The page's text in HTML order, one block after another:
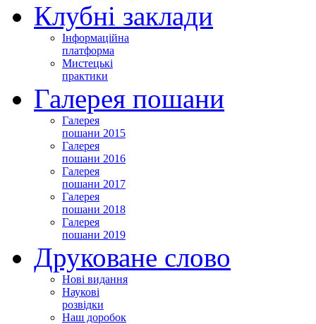
Клубні заклади
Інформаційна
платформа
Мистецькі
практики
Галерея пошани
Галерея
пошани 2015
Галерея
пошани 2016
Галерея
пошани 2017
Галерея
пошани 2018
Галерея
пошани 2019
Друковане слово
Нові видання
Наукові
розвідки
Наш доробок